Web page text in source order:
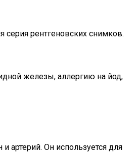
серия рентгеновских снимков.
железы, аллергию на йод,
артерий. Он используется для